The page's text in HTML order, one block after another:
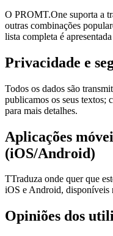
O PROMT.One suporta a
outras combinações
lista completa é
Privacidade e
Todos os dados são
publicamos os seus textos;
para mais detalhes.
Aplicações
(iOS/Android)
TTraduza onde quer que
iOS e Android, disponíveis
Opiniões dos